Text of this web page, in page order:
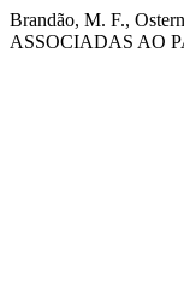
Brandão, M. F.,
ASSOCIADAS AO